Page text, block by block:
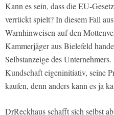
Kann es sein, dass die EU-
verrückt spielt? In diesem Fall
Warnhinweisen auf den
Kammerjäger aus Bielefeld
Selbstanzeige des
Kundschaft eigeninitiativ, seine
kaufen, denn anders kann es ja
DrReckhaus schafft sich selbst